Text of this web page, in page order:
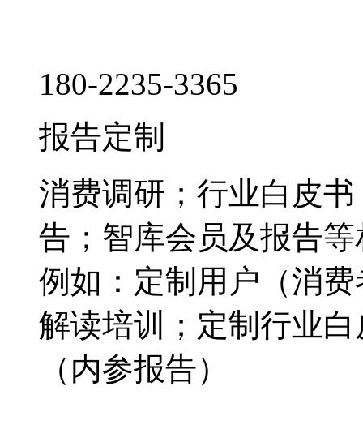
180-2235-3365
报告定制
消费调研；行业白皮
告；智库会员及报告
例如：定制用户（消
解读培训；定制行业
（内参报告）